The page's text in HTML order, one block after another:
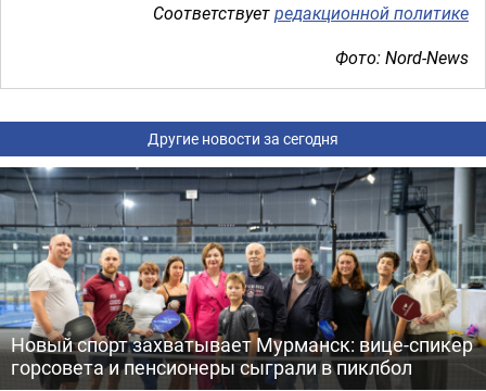
Соответствуетредакционной политике
Фото: Nord-News
Другие новости за сегодня
Новый спорт захватывает Мурманск: вице-спикер
горсовета и пенсионеры сыграли в пиклбол